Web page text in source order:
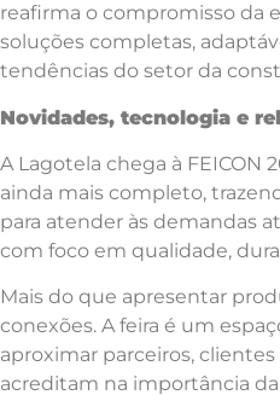
reafirma o compromisso da
soluções completas,
tendências do setor da
Novidades, tecnologia e
A Lagotela chega à FEICON
ainda mais completo,
para atender às demandas
com foco em qualidade,
Mais do que apresentar
conexões. A feira é um
aproximar parceiros,
acreditam na importância